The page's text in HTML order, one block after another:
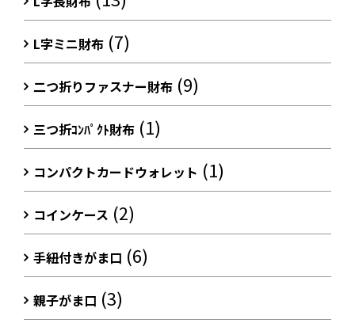
L字ミニ財布 (7)
二つ折りファスナー財布 (9)
三つ折ｺﾝﾊﾟｸﾄ財布 (1)
コンパクトカードウォレット (1)
コインケース (2)
手紐付きがま口 (6)
親子がま口 (3)